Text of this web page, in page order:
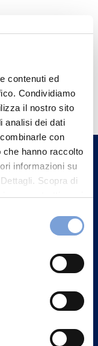
contenuti ed
Condividiamo
il nostro sito
analisi dei dati
con
hanno raccolto
informazioni su
Scopra di
e come trattiamo i
"Informativa
e parla con